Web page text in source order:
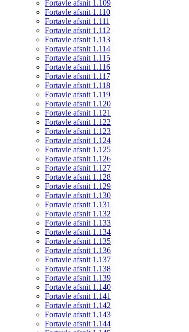
Fortavle afsnit 1.109
Fortavle afsnit 1.110
Fortavle afsnit 1.111
Fortavle afsnit 1.112
Fortavle afsnit 1.113
Fortavle afsnit 1.114
Fortavle afsnit 1.115
Fortavle afsnit 1.116
Fortavle afsnit 1.117
Fortavle afsnit 1.118
Fortavle afsnit 1.119
Fortavle afsnit 1.120
Fortavle afsnit 1.121
Fortavle afsnit 1.122
Fortavle afsnit 1.123
Fortavle afsnit 1.124
Fortavle afsnit 1.125
Fortavle afsnit 1.126
Fortavle afsnit 1.127
Fortavle afsnit 1.128
Fortavle afsnit 1.129
Fortavle afsnit 1.130
Fortavle afsnit 1.131
Fortavle afsnit 1.132
Fortavle afsnit 1.133
Fortavle afsnit 1.134
Fortavle afsnit 1.135
Fortavle afsnit 1.136
Fortavle afsnit 1.137
Fortavle afsnit 1.138
Fortavle afsnit 1.139
Fortavle afsnit 1.140
Fortavle afsnit 1.141
Fortavle afsnit 1.142
Fortavle afsnit 1.143
Fortavle afsnit 1.144